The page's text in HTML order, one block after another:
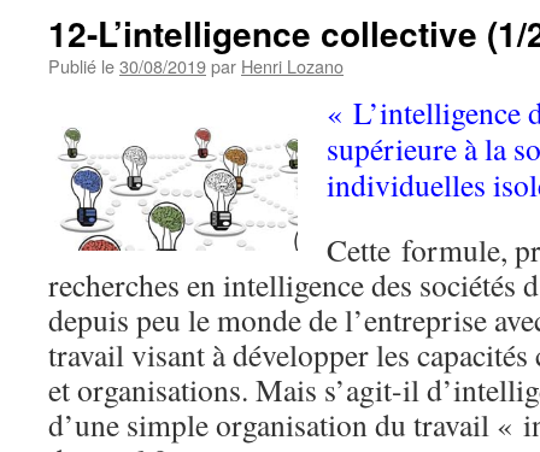
12-L’intelligence collective (1/
Publié le30/08/2019par Henri Lozano
« L’intelligence
supérieure à la
individuelles
Cette formule,
recherches en intelligence des sociétés
depuis peu le monde de l’entreprise
travail visant à développer les
et organisations. Mais s’agit-il
d’une simple organisation du travail «